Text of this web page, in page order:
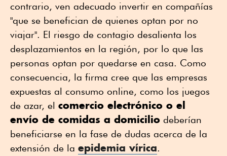
contrario, ven adecuado invertir en compañías
"que se benefician de quienes optan por no
viajar". El riesgo de contagio desalienta los
desplazamientos en la región, por lo que las
personas optan por quedarse en casa. Como
consecuencia, la firma cree que las empresas
expuestas al consumo online, como los juegos
de azar, el comercio electrónico o el
envío de comidas a domicilio deberían
beneficiarse en la fase de dudas acerca de la
extensión de la epidemia vírica.